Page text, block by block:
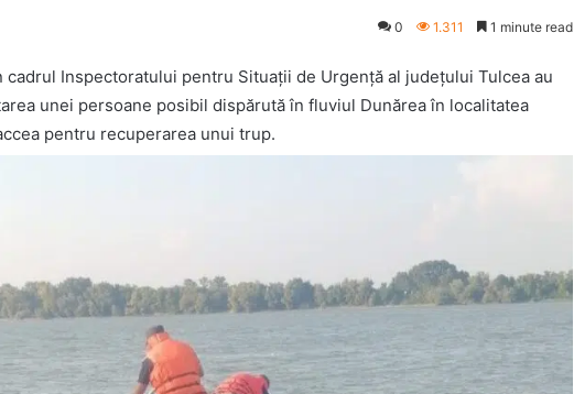
0 1.311 1 minute read
cadrul Inspectoratului pentru Situații de Urgență al județului Tulcea au
unei persoane posibil dispărută în fluviul Dunărea în localitatea
pentru recuperarea unui trup.